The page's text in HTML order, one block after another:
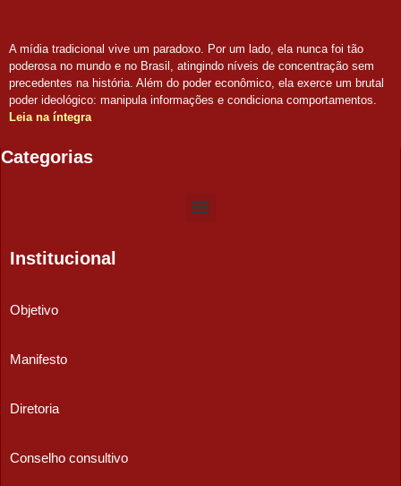
A mídia tradicional vive um paradoxo. Por um lado, ela nunca foi tão
poderosa no mundo e no Brasil, atingindo níveis de concentração sem
precedentes na história. Além do poder econômico, ela exerce um brutal
poder ideológico: manipula informações e condiciona comportamentos.
Leia na íntegra
Categorias
Institucional
Objetivo
Manifesto
Diretoria
Conselho consultivo